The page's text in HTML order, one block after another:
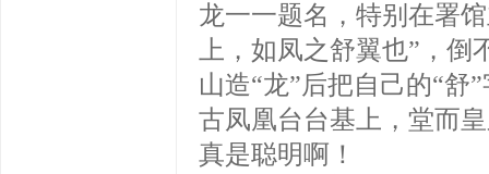
龙一一题名，特别在署
上，如凤之舒翼也”，
山造“龙”后把自己的“舒
古凤凰台台基上，堂而
真是聪明啊！